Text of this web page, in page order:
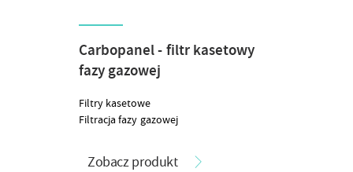
Carbopanel - filtr kasetowy
fazy gazowej
Filtry kasetowe
Filtracja fazy gazowej
Zobacz produkt